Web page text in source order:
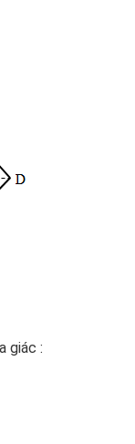
giác :